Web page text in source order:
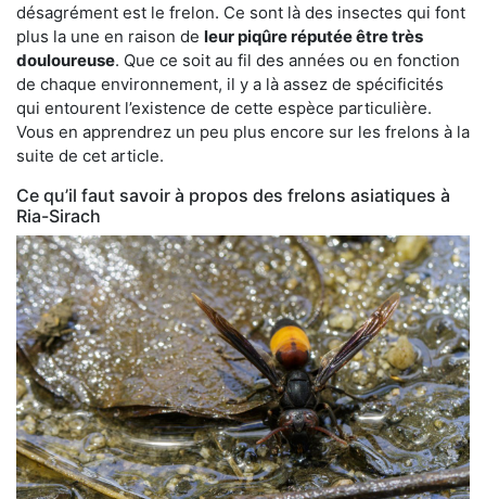
désagrément est le frelon. Ce sont là des insectes qui font
plus la une en raison de leur piqûre réputée être très
douloureuse. Que ce soit au fil des années ou en fonction
de chaque environnement, il y a là assez de spécificités
qui entourent l’existence de cette espèce particulière.
Vous en apprendrez un peu plus encore sur les frelons à la
suite de cet article.
Ce qu’il faut savoir à propos des frelons asiatiques à
Ria-Sirach